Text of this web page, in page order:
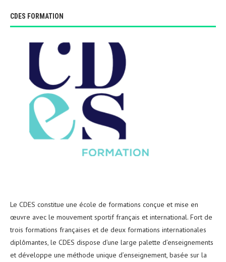
CDES FORMATION
Le CDES constitue une école de formations conçue et mise en
œuvre avec le mouvement sportif français et international. Fort de
trois formations françaises et de deux formations internationales
diplômantes, le CDES dispose d’une large palette d’enseignements
et développe une méthode unique d’enseignement, basée sur la